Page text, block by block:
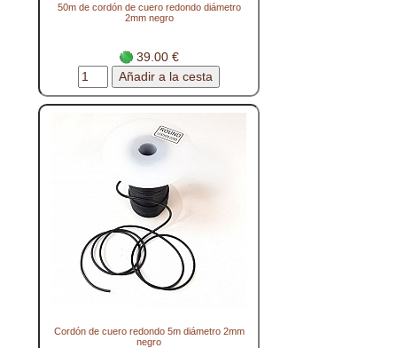
50m de cordón de cuero redondo diámetro
2mm negro
39.00 €
Cordón de cuero redondo 5m diámetro 2mm
negro